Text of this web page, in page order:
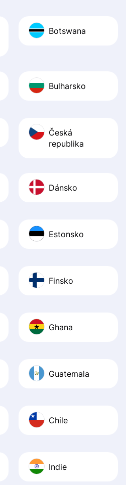
Botswana
Bulharsko
Česká
republika
Dánsko
Estonsko
Finsko
Ghana
Guatemala
Chile
Indie